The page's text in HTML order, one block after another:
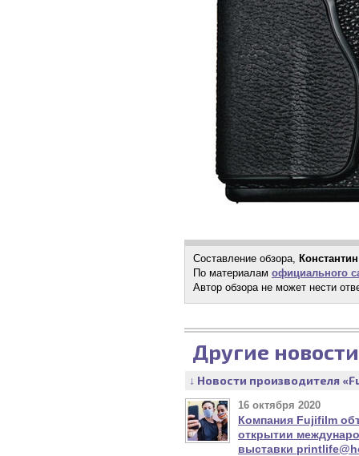
Составление обзора,
По материалам официального
Автор обзора не может нести
Другие
↓ Новости производителя
16 октября 2020
Компания Fujifilm
открытии
выставки